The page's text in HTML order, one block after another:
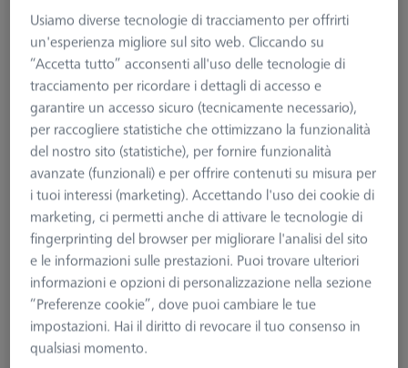
Tipologia di prodotto
Applicazione
Usiamo diverse tecnologie di tracciamento per offrirti
un'esperienza migliore sul sito web. Cliccando su
“Accetta tutto” acconsenti all'uso delle tecnologie di
tracciamento per ricordare i dettagli di accesso e
garantire un accesso sicuro (tecnicamente necessario),
per raccogliere statistiche che ottimizzano la funzionalità
del nostro sito (statistiche), per fornire funzionalità
avanzate (funzionali) e per offrire contenuti su misura per
i tuoi interessi (marketing). Accettando l'uso dei cookie di
marketing, ci permetti anche di attivare le tecnologie di
fingerprinting del browser per migliorare l'analisi del sito
e le informazioni sulle prestazioni. Puoi trovare ulteriori
informazioni e opzioni di personalizzazione nella sezione
“Preferenze cookie”, dove puoi cambiare le tue
impostazioni. Hai il diritto di revocare il tuo consenso in
qualsiasi momento.